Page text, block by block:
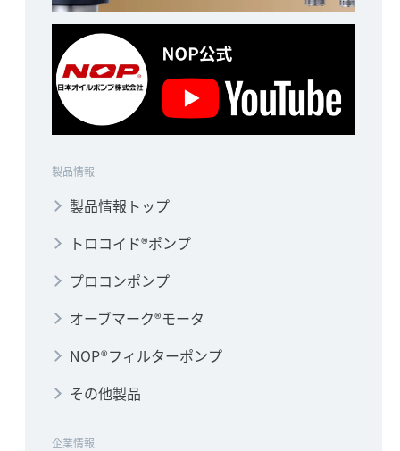
製品情報
製品情報トップ
トロコイド®ポンプ
プロコンポンプ
オーブマーク®モータ
NOP®フィルターポンプ
その他製品
企業情報